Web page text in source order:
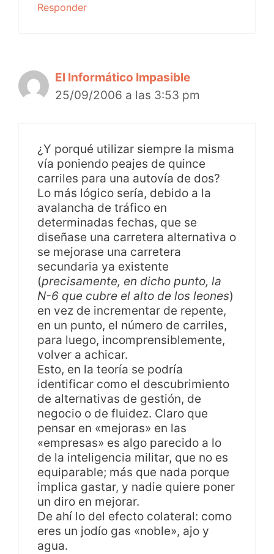
Responder
El Informático Impasible
25/09/2006 a las 3:53 pm
¿Y porqué utilizar siempre la misma
vía poniendo peajes de quince
carriles para una autovía de dos?
Lo más lógico sería, debido a la
avalancha de tráfico en
determinadas fechas, que se
diseñase una carretera alternativa o
se mejorase una carretera
secundaria ya existente
(precisamente, en dicho punto, la
N-6 que cubre el alto de los leones)
en vez de incrementar de repente,
en un punto, el número de carriles,
para luego, incomprensiblemente,
volver a achicar.
Esto, en la teoría se podría
identificar como el descubrimiento
de alternativas de gestión, de
negocio o de fluidez. Claro que
pensar en «mejoras» en las
«empresas» es algo parecido a lo
de la inteligencia militar, que no es
equiparable; más que nada porque
implica gastar, y nadie quiere poner
un diro en mejorar.
De ahí lo del efecto colateral: como
eres un jodío gas «noble», ajo y
agua.